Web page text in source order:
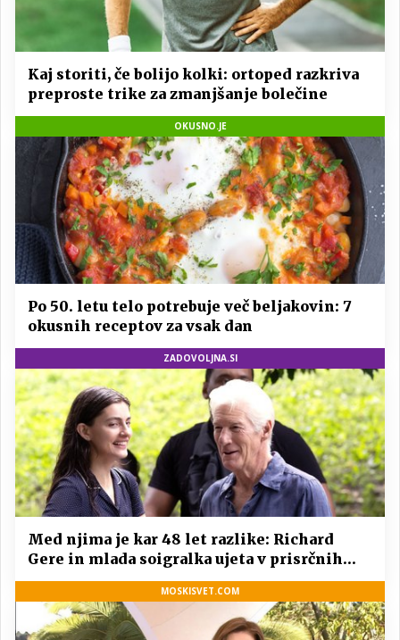
Kaj storiti, če bolijo kolki: ortoped razkriva
preproste trike za zmanjšanje bolečine
OKUSNO.JE
Po 50. letu telo potrebuje več beljakovin: 7
okusnih receptov za vsak dan
ZADOVOLJNA.SI
Med njima je kar 48 let razlike: Richard
Gere in mlada soigralka ujeta v prisrčnih
trenutkih
MOSKISVET.COM